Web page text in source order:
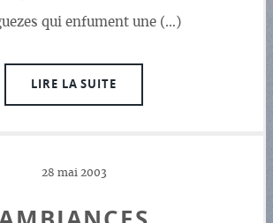
qui enfument une (…)
LIRE LA SUITE
28 mai 2003